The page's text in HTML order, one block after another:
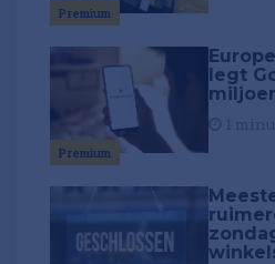
Premium
Premium
legt